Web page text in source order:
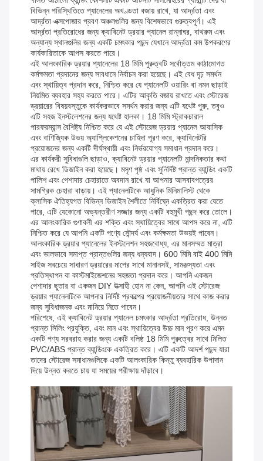
বিভিন্ন পরিস্থিতিতে প্যানেলের অখণ্ডতা বজায় রাখে, যা আর্দ্রতা এবং
আর্দ্রতা এক্সপোজার প্রবণ অঞ্চলগুলির জন্য বিশেষভাবে গুরুত্বপূর্ণ। এই
আর্দ্রতা প্রতিরোধের জন্য ক্যাবিনেট ড্রয়ার প্যানেল রান্নাঘর, বাথরুম এবং
অন্যান্য স্থানগুলির জন্য একটি চমৎকার পছন্দ যেখানে আর্দ্রতা কম উপকরণের
কার্যকারিতাকে আপস করতে পারে।
এই আলংকারিক ড্রয়ার প্যানেলের 18 মিমি পুরুত্বটি সর্বোত্তম কাঠামোগত
কর্মক্ষমতা প্রদানের জন্য সাবধানে নির্বাচন করা হয়েছে। এই বেধ দৃঢ় সমর্থন
এবং স্থায়িত্ব প্রদান করে, নিশ্চিত করে যে প্যানেলটি ওয়ারিং বা নমন ছাড়াই
নিয়মিত ব্যবহার সহ্য করতে পারে। এটির আকৃতি বজায় রাখতে এবং স্টোরেজ
ড্রয়ারের বিষয়বস্তুকে কার্যকরভাবে সমর্থন করার জন্য এটি যথেষ্ট পুরু, তবুও
এটি সহজ ইনস্টলেশনের জন্য যথেষ্ট হালকা। 18 মিমি স্ট্রাকচারাল
পারফরম্যান্স বৈশিষ্ট্য নিশ্চিত করে যে এই স্টোরেজ ড্রয়ার প্যানেল আবাসিক
এবং বাণিজ্যিক উভয় অ্যাপ্লিকেশনের চাহিদা পূরণ করে, ক্যাবিনেটরি
প্রয়োজনের জন্য একটি দীর্ঘস্থায়ী এবং নির্ভরযোগ্য সমাধান প্রদান করে।
এর কার্যকরী সুবিধাগুলি ছাড়াও, ক্যাবিনেট ড্রয়ার প্যানেলটি নান্দনিকতার কথা
মাথায় রেখে ডিজাইন করা হয়েছে। মসৃণ পৃষ্ঠ এবং সুনির্দিষ্ট প্রান্ত ব্যান্ডিং একটি
পালিশ এবং পেশাদার চেহারাতে অবদান রাখে যা আপনার আসবাবপত্রের
সামগ্রিক চেহারা বাড়ায়। এই প্যানেলটিকে আধুনিক মিনিমালিস্ট থেকে
ক্লাসিক ঐতিহ্যগত বিভিন্ন ডিজাইন শৈলীতে নির্বিঘ্নে একত্রিত করা যেতে
পারে, এটি যেকোনো অভ্যন্তরীণ সজ্জার জন্য একটি বহুমুখী পছন্দ করে তোলে।
এর আলংকারিক গুণাবলী এর শক্তি এবং স্থায়িত্বের সাথে আপস করে না, এটি
নিশ্চিত করে যে আপনি একটি পণ্যে সৌন্দর্য এবং কর্মক্ষমতা উভয়ই পাবেন।
আলংকারিক ড্রয়ার প্যানেলের ইনস্টলেশন সহজবোধ্য, এর মানসম্মত মাত্রা
এবং ভালভাবে সমাপ্ত প্রান্তগুলির জন্য ধন্যবাদ। 600 মিমি বাই 400 মিমি
সাইজ সবচেয়ে সাধারণ ড্রয়ারের মাপের সাথে মানানসই, সামঞ্জস্যতা এবং
প্রতিস্থাপন বা কাস্টমাইজেশনের সহজতা প্রদান করে। আপনি একজন
পেশাদার ছুতার বা একজন DIY উত্সাহী হোন না কেন, আপনি এই স্টোরেজ
ড্রয়ার প্যানেলটিকে আপনার নির্দিষ্ট প্রকল্পের প্রয়োজনীয়তার সাথে কাজ করার
জন্য সুবিধাজনক এবং মানিয়ে নিতে পাবেন।
পরিশেষে, এই ক্যাবিনেট ড্রয়ার প্যানেল চমৎকার আর্দ্রতা প্রতিরোধ, উন্নত
প্রান্ত সিলিং প্রযুক্তি, এবং মান এবং স্থায়িত্বের উচ্চ মান পূরণ করে এমন
একটি পণ্য সরবরাহ করার জন্য একটি বলিষ্ঠ 18 মিমি পুরুত্বের সাথে মিলিত
PVC/ABS প্রান্ত ব্যান্ডিংকে একত্রিত করে। এটি একটি আদর্শ পছন্দ যারা
তাদের স্টোরেজ সমাধানগুলিকে একটি আলংকারিক কিন্তু ব্যবহারিক উপাদান
দিয়ে উন্নত করতে চায় যা সময়ের পরীক্ষায় দাঁড়াবে।